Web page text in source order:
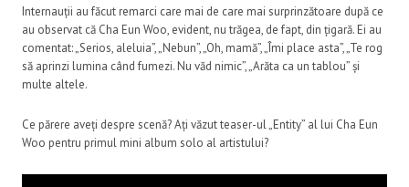
Internauții au făcut remarci care mai de care mai surprinzătoare după ce
au observat că Cha Eun Woo, evident, nu trăgea, de fapt, din țigară. Ei au
comentat: „Serios, aleluia”, „Nebun”, „Oh, mamă”, „Îmi place asta”, „Te rog
să aprinzi lumina când fumezi. Nu văd nimic”, „Arăta ca un tablou” și
multe altele.
Ce părere aveți despre scenă? Ați văzut teaser-ul „Entity” al lui Cha Eun
Woo pentru primul mini album solo al artistului?